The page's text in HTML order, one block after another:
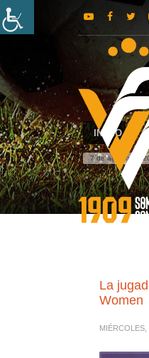
INICIO
7 de agosto de
La
Women
MIÉRCOLES,